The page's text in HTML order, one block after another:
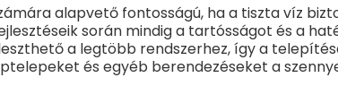
alapvető fontosságú, ha a tiszta víz
során mindig a tartósságot és a
a legtöbb rendszerhez, így a
és egyéb berendezéseket a